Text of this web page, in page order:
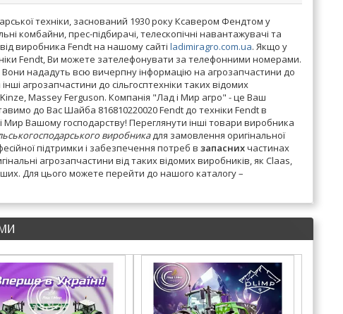
техніки, заснований 1930 року Ксавером Фендтом у
комбайни, прес-підбирачі, телескопічні навантажувачі та
виробника Fendt на нашому сайті ladimiragro.com.ua. Якщо у
Fendt, Ви можете зателефонувати за телефонними номерами.
Вони нададуть всю вичерпну інформацію на агрозапчастини до
агрозапчастини до сільгосптехніки таких відомих
Massey Ferguson. Компанія "Лад і Мир агро" - це Ваш
до Вас Шайба 816810220020 Fendt до техніки Fendt в
Мир Вашому господарству! Переглянути інші товари виробника
виробникадля замовлення оригінальної
підтримки і забезпечення потреб в запаснихчастинах
агрозапчастини від таких відомих виробників, як Claas,
Для цього можете перейти до нашого каталогу –